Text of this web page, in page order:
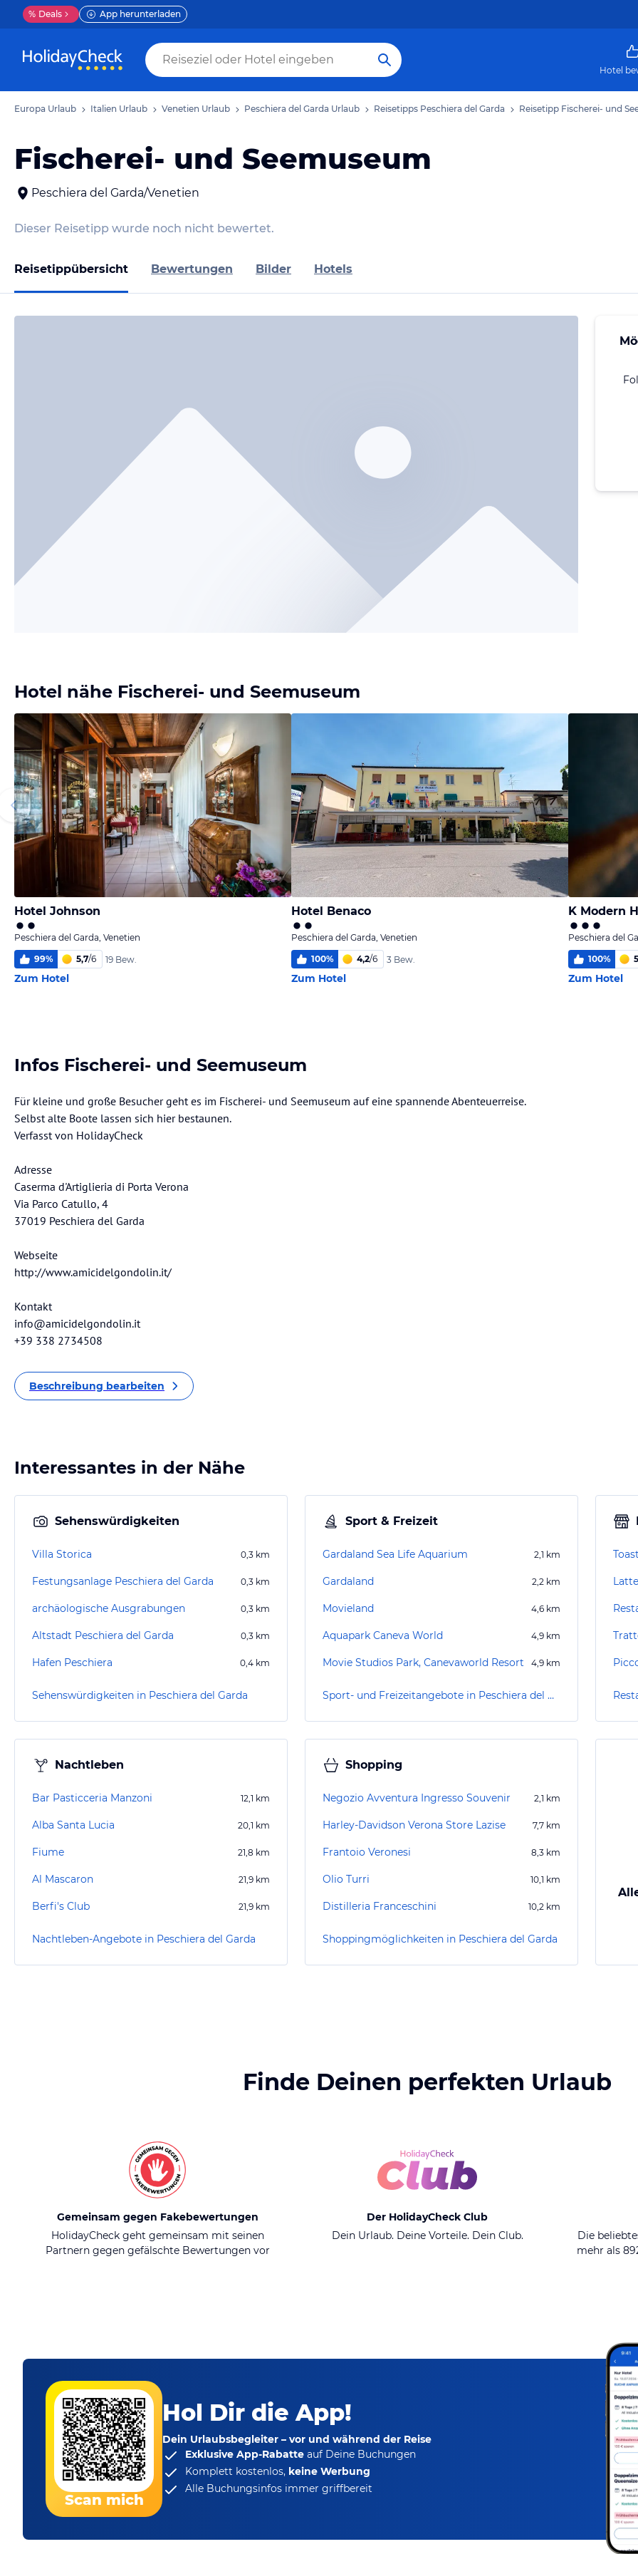
% Deals App herunterladen
Hotel
Europa Urlaub Italien Urlaub Venetien Urlaub Peschiera del Garda Urlaub Reisetipps Peschiera del Garda Reisetipp Fischerei- und
Fischerei- und Seemuseum
Peschiera del Garda/Venetien
Dieser Reisetipp wurde noch nicht bewertet.
Reisetippübersicht Bewertungen Bilder Hotels
Hotel nähe Fischerei- und Seemuseum
Hotel Johnson
Peschiera del Garda, Venetien
99% 5,7/6 19 Bew.
Zum Hotel
Hotel Benaco
Peschiera del Garda, Venetien
100% 4,2/6 3 Bew.
Zum Hotel
K Modern
Peschiera del
100%
Zum Hotel
Infos Fischerei- und Seemuseum
Für kleine und große Besucher geht es im Fischerei- und Seemuseum auf eine spannende Abenteuerreise.
Selbst alte Boote lassen sich hier bestaunen.
Verfasst von HolidayCheck
Adresse
Caserma d'Artiglieria di Porta Verona
Via Parco Catullo, 4
37019 Peschiera del Garda
Webseite
http://www.amicidelgondolin.it/
Kontakt
info@amicidelgondolin.it
+39 338 2734508
Beschreibung bearbeiten
Interessantes in der Nähe
Sehenswürdigkeiten
Villa Storica 0,3 km
Festungsanlage Peschiera del Garda 0,3 km
archäologische Ausgrabungen 0,3 km
Altstadt Peschiera del Garda 0,3 km
Hafen Peschiera 0,4 km
Sehenswürdigkeiten in Peschiera del Garda
Sport & Freizeit
Gardaland Sea Life Aquarium 2,1 km
Gardaland 2,2 km
Movieland 4,6 km
Aquapark Caneva World 4,9 km
Movie Studios Park, Canevaworld Resort 4,9 km
Sport- und Freizeitangebote in Peschiera del Garda
Nachtleben
Bar Pasticceria Manzoni 12,1 km
Alba Santa Lucia 20,1 km
Fiume 21,8 km
Al Mascaron 21,9 km
Berfi's Club 21,9 km
Nachtleben-Angebote in Peschiera del Garda
Shopping
Negozio Avventura Ingresso Souvenir 2,1 km
Harley-Davidson Verona Store Lazise 7,7 km
Frantoio Veronesi 8,3 km
Olio Turri 10,1 km
Distilleria Franceschini 10,2 km
Shoppingmöglichkeiten in Peschiera del Garda
Finde Deinen perfekten Urlaub
Gemeinsam gegen Fakebewertungen
HolidayCheck geht gemeinsam mit seinen
Partnern gegen gefälschte Bewertungen vor
Der HolidayCheck Club
Dein Urlaub. Deine Vorteile. Dein Club.
Die
mehr als
Scan mich
Hol Dir die App!
Dein Urlaubsbegleiter – vor und während der Reise
Exklusive App-Rabatte auf Deine Buchungen
Komplett kostenlos, keine Werbung
Alle Buchungsinfos immer griffbereit